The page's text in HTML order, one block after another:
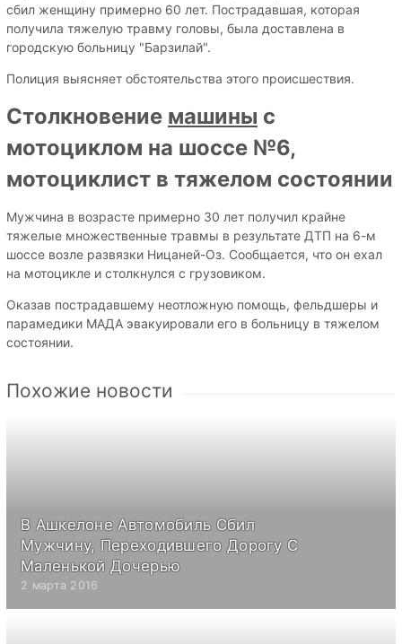
сбил женщину примерно 60 лет. Пострадавшая, которая
получила тяжелую травму головы, была доставлена в
городскую больницу "Барзилай".
Полиция выясняет обстоятельства этого происшествия.
Столкновение машины с
мотоциклом на шоссе №6,
мотоциклист в тяжелом состоянии
Мужчина в возрасте примерно 30 лет получил крайне
тяжелые множественные травмы в результате ДТП на 6-м
шоссе возле развязки Ницаней-Оз. Сообщается, что он ехал
на мотоцикле и столкнулся с грузовиком.
Оказав пострадавшему неотложную помощь, фельдшеры и
парамедики МАДА эвакуировали его в больницу в тяжелом
состоянии.
Похожие новости
В Ашкелоне Автомобиль Сбил
Мужчину, Переходившего Дорогу С
Маленькой Дочерью
2 марта 2016